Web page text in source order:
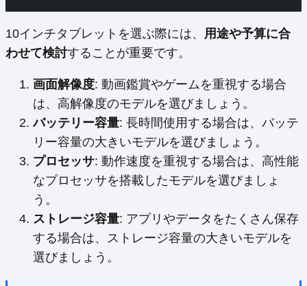
10インチタブレットを選ぶ際には、 用途や予算に合
わせて検討することが重要です。
画面解像度: 動画鑑賞やゲームを重視する場合
は、高解像度のモデルを選びましょう。
バッテリー容量: 長時間使用する場合は、バッテ
リー容量の大きいモデルを選びましょう。
プロセッサ: 動作速度を重視する場合は、高性能
なプロセッサを搭載したモデルを選びましょ
う。
ストレージ容量: アプリやデータをたくさん保存
する場合は、ストレージ容量の大きいモデルを
選びましょう。